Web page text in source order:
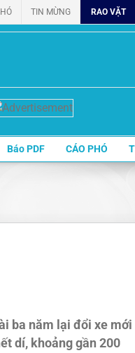
TIN MỪNG RAO VẶT
Báo PDF CÁO PHÓ
ba năm lại đổi xe mới
dí, khoảng gần 200